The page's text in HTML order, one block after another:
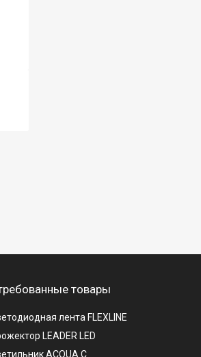
товары
лента FLEXLINE
LEADER LED
ACQUA C